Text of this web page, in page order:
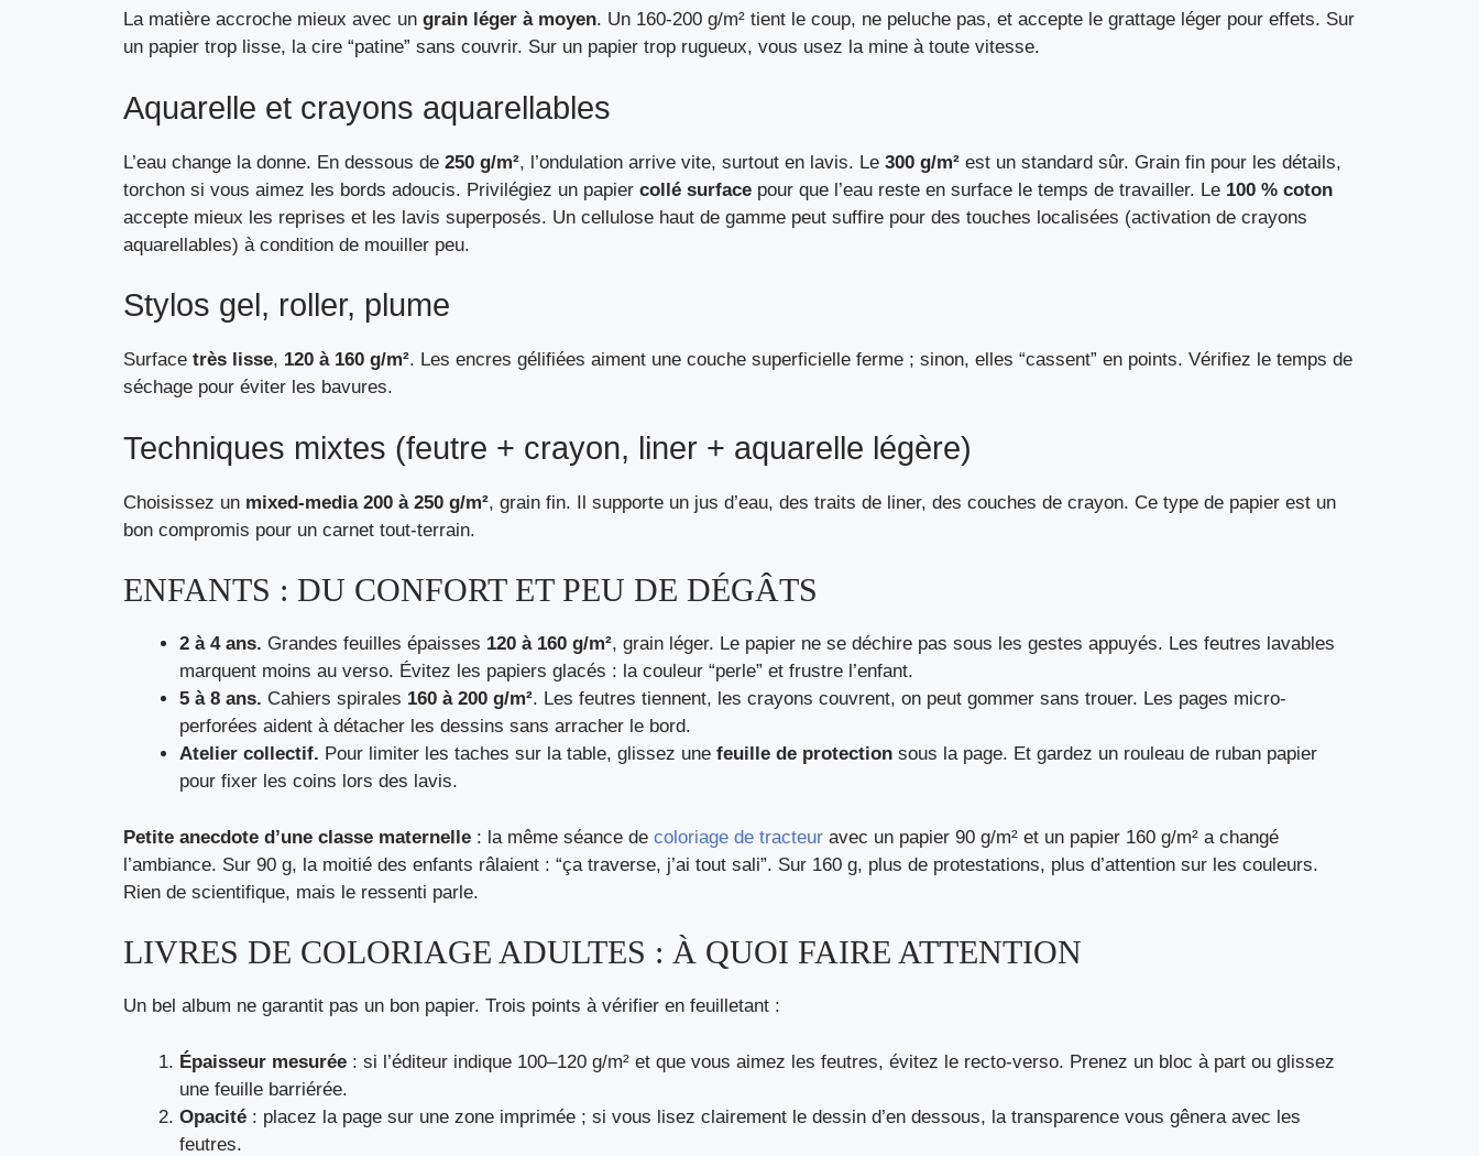
La matière accroche mieux avec un grain léger à moyen. Un 160-200 g/m² tient le coup, ne peluche pas, et accepte le grattage léger pour effets. Sur
un papier trop lisse, la cire “patine” sans couvrir. Sur un papier trop rugueux, vous usez la mine à toute vitesse.
Aquarelle et crayons aquarellables
L’eau change la donne. En dessous de 250 g/m², l’ondulation arrive vite, surtout en lavis. Le 300 g/m² est un standard sûr. Grain fin pour les détails,
torchon si vous aimez les bords adoucis. Privilégiez un papier collé surface pour que l’eau reste en surface le temps de travailler. Le 100 % coton
accepte mieux les reprises et les lavis superposés. Un cellulose haut de gamme peut suffire pour des touches localisées (activation de crayons
aquarellables) à condition de mouiller peu.
Stylos gel, roller, plume
Surface très lisse, 120 à 160 g/m². Les encres gélifiées aiment une couche superficielle ferme ; sinon, elles “cassent” en points. Vérifiez le temps de
séchage pour éviter les bavures.
Techniques mixtes (feutre + crayon, liner + aquarelle légère)
Choisissez un mixed-media 200 à 250 g/m², grain fin. Il supporte un jus d’eau, des traits de liner, des couches de crayon. Ce type de papier est un
bon compromis pour un carnet tout-terrain.
ENFANTS : DU CONFORT ET PEU DE DÉGÂTS
2 à 4 ans. Grandes feuilles épaisses 120 à 160 g/m², grain léger. Le papier ne se déchire pas sous les gestes appuyés. Les feutres lavables
marquent moins au verso. Évitez les papiers glacés : la couleur “perle” et frustre l’enfant.
5 à 8 ans. Cahiers spirales 160 à 200 g/m². Les feutres tiennent, les crayons couvrent, on peut gommer sans trouer. Les pages micro-
perforées aident à détacher les dessins sans arracher le bord.
Atelier collectif. Pour limiter les taches sur la table, glissez une feuille de protection sous la page. Et gardez un rouleau de ruban papier
pour fixer les coins lors des lavis.
Petite anecdote d’une classe maternelle : la même séance de coloriage de tracteur avec un papier 90 g/m² et un papier 160 g/m² a changé
l’ambiance. Sur 90 g, la moitié des enfants râlaient : “ça traverse, j’ai tout sali”. Sur 160 g, plus de protestations, plus d’attention sur les couleurs.
Rien de scientifique, mais le ressenti parle.
LIVRES DE COLORIAGE ADULTES : À QUOI FAIRE ATTENTION
Un bel album ne garantit pas un bon papier. Trois points à vérifier en feuilletant :
Épaisseur mesurée : si l’éditeur indique 100–120 g/m² et que vous aimez les feutres, évitez le recto-verso. Prenez un bloc à part ou glissez
une feuille barriérée.
Opacité : placez la page sur une zone imprimée ; si vous lisez clairement le dessin d’en dessous, la transparence vous gênera avec les
feutres.